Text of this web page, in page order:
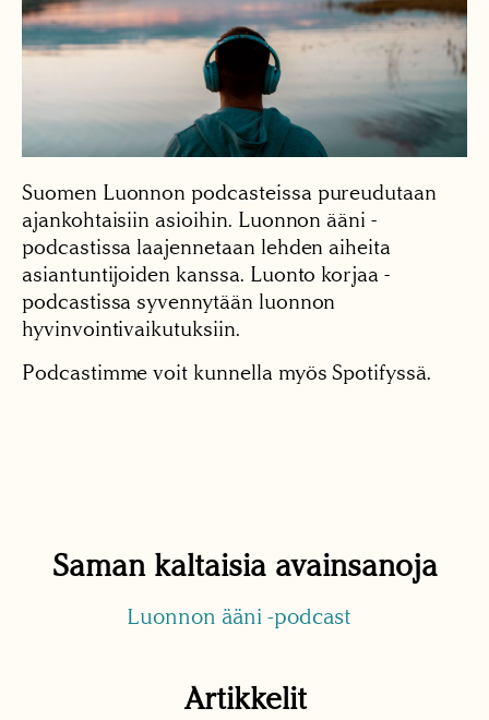
Suomen Luonnon podcasteissa pureudutaan
ajankohtaisiin asioihin. Luonnon ääni -
podcastissa laajennetaan lehden aiheita
asiantuntijoiden kanssa. Luonto korjaa -
podcastissa syvennytään luonnon
hyvinvointivaikutuksiin.
Podcastimme voit kunnella myös Spotifyssä.
Saman kaltaisia avainsanoja
Luonnon ääni -podcast
Artikkelit